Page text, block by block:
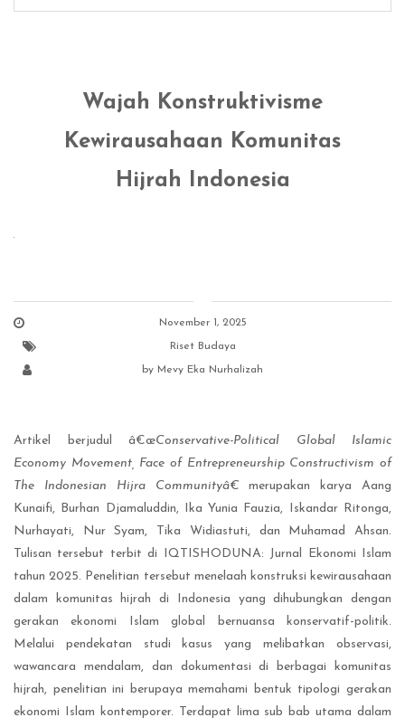
Wajah Konstruktivisme
Kewirausahaan Komunitas
Hijrah Indonesia
November 1, 2025
Riset Budaya
by Mevy Eka Nurhalizah
Artikel berjudul â€œConservative-Political Global Islamic
Economy Movement, Face of Entrepreneurship Constructivism of
The Indonesian Hijra Communityâ€merupakan karya Aang
Kunaifi, Burhan Djamaluddin, Ika Yunia Fauzia, Iskandar Ritonga,
Nurhayati, Nur Syam, Tika Widiastuti, dan Muhamad Ahsan.
Tulisan tersebut terbit di IQTISHODUNA: Jurnal Ekonomi Islam
tahun 2025. Penelitian tersebut menelaah konstruksi kewirausahaan
dalam komunitas hijrah di Indonesia yang dihubungkan dengan
gerakan ekonomi Islam global bernuansa konservatif-politik.
Melalui pendekatan studi kasus yang melibatkan observasi,
wawancara mendalam, dan dokumentasi di berbagai komunitas
hijrah, penelitian ini berupaya memahami bentuk tipologi gerakan
ekonomi Islam kontemporer. Terdapat lima sub bab utama dalam